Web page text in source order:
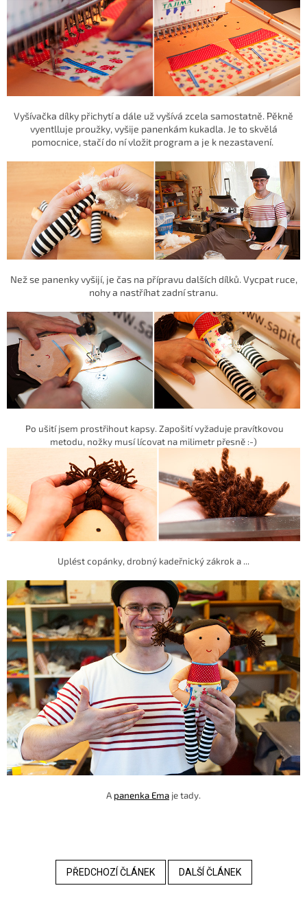
Vyšívačka dílky přichytí a dále už vyšívá zcela samostatně. Pěkně
vyentlluje proužky, vyšije panenkám kukadla. Je to skvělá
pomocnice, stačí do ní vložit program a je k nezastavení.
Než se panenky vyšijí, je čas na přípravu dalších dílků. Vycpat ruce,
nohy a nastříhat zadní stranu.
Po ušití jsem prostřihout kapsy. Zapošití vyžaduje pravítkovou
metodu, nožky musí lícovat na milimetr přesně :-)
Uplést copánky, drobný kadeřnický zákrok a ...
A panenka Ema je tady.
PŘEDCHOZÍ ČLÁNEK DALŠÍ ČLÁNEK